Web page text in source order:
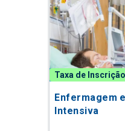
Taxa de
Enfermagem
Intensiva